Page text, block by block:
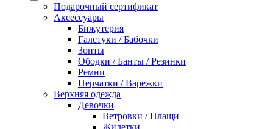
Подарочный сертификат
Аксессуары
Бижутерия
Галстуки / Бабочки
Зонты
Ободки / Банты / Резинки
Ремни
Перчатки / Варежки
Верхняя одежда
Девочки
Ветровки / Плащи
Жилетки